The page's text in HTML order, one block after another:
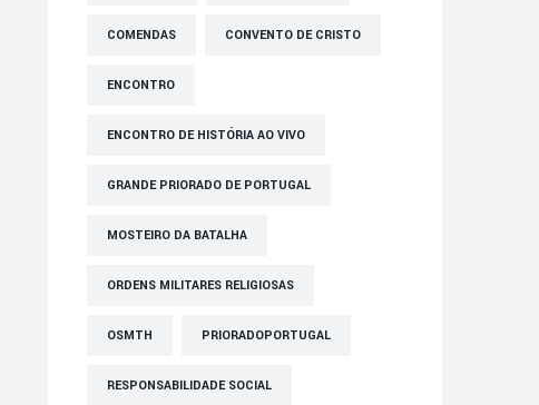
COMENDAS CONVENTO DE CRISTO
ENCONTRO
ENCONTRO DE HISTÓRIA AO VIVO
GRANDE PRIORADO DE PORTUGAL
MOSTEIRO DA BATALHA
ORDENS MILITARES RELIGIOSAS
OSMTH PRIORADOPORTUGAL
RESPONSABILIDADE SOCIAL